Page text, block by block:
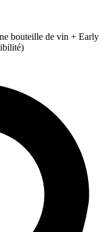
bouteille de vin + Early